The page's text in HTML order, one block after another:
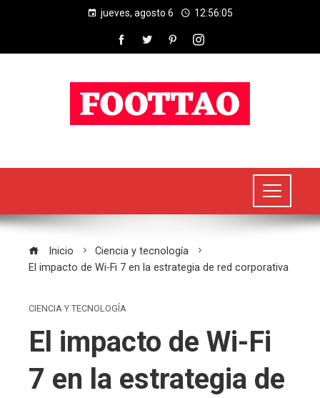
jueves, agosto 6 12:56:05
Inicio
Ciencia y tecnología
El impacto de Wi-Fi 7 en la estrategia de red corporativa
CIENCIA Y TECNOLOGÍA
El impacto de Wi-Fi
7 en la estrategia de